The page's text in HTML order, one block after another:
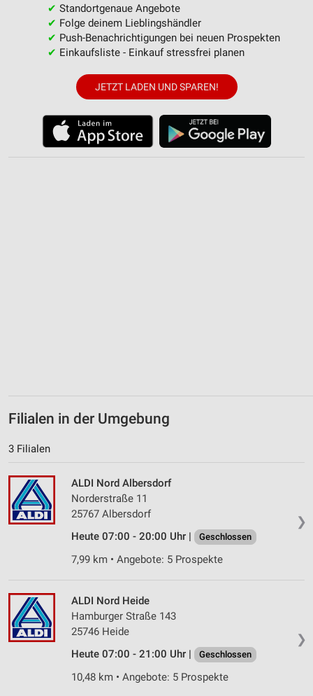
✔ Standortgenaue Angebote
✔ Folge deinem Lieblingshändler
✔ Push-Benachrichtigungen bei neuen Prospekten
✔ Einkaufsliste - Einkauf stressfrei planen
JETZT LADEN UND SPAREN!
Filialen in der Umgebung
3 Filialen
❯
ALDI Nord Albersdorf
Norderstraße 11
25767 Albersdorf
Heute 07:00 - 20:00 Uhr |
Geschlossen
7,99 km • Angebote: 5 Prospekte
❯
ALDI Nord Heide
Hamburger Straße 143
25746 Heide
Heute 07:00 - 21:00 Uhr |
Geschlossen
10,48 km • Angebote: 5 Prospekte